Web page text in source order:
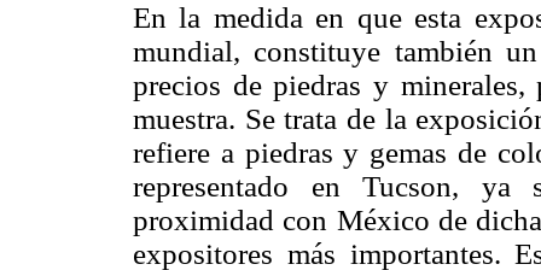
En la medida en que esta
mundial, constituye también
precios de piedras y
muestra. Se trata de la
refiere a piedras y gemas de
representado en Tucson,
proximidad con México de
expositores más importantes.